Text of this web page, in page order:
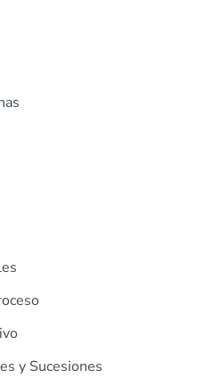
y Sucesiones